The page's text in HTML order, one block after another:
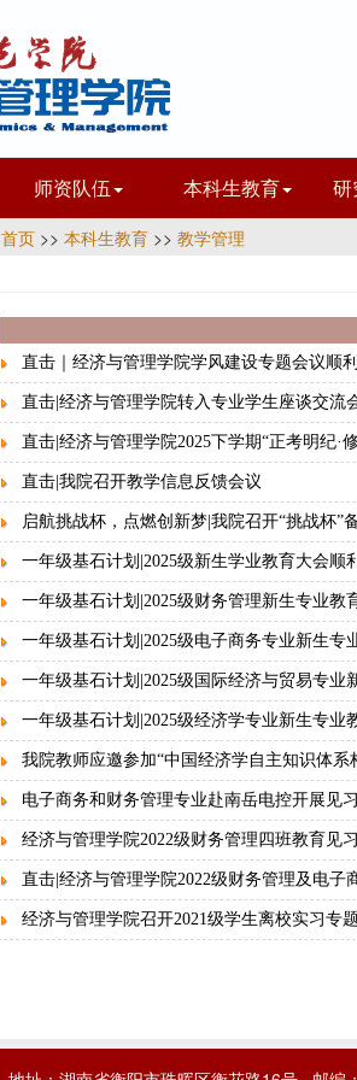
师资队伍 本科生教育 研
首页 >> 本科生教育 >> 教学管理
直击｜经济与管理学院学风建设专题会议顺
直击|经济与管理学院转入专业学生座谈交流
直击|经济与管理学院2025下学期“正考明纪·
直击|我院召开教学信息反馈会议
启航挑战杯，点燃创新梦|我院召开“挑战杯”
一年级基石计划|2025级新生学业教育大会顺
一年级基石计划|2025级财务管理新生专业教
一年级基石计划|2025级电子商务专业新生专
一年级基石计划|2025级国际经济与贸易专业
一年级基石计划|2025级经济学专业新生专业
我院教师应邀参加“中国经济学自主知识体
电子商务和财务管理专业赴南岳电控开展见
经济与管理学院2022级财务管理四班教育见习
直击|经济与管理学院2022级财务管理及电子
经济与管理学院召开2021级学生离校实习专